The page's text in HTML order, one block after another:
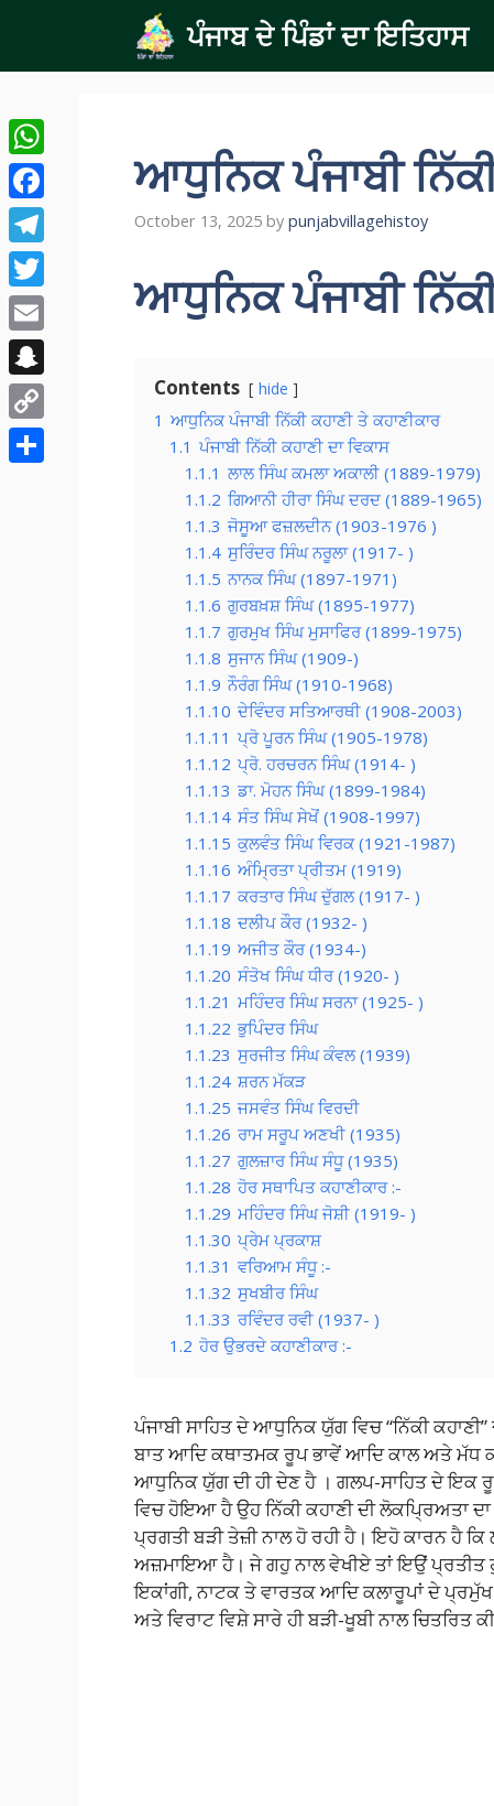
content
ਪੰਜਾਬ ਦੇ ਪਿੰਡਾਂ ਦਾ ਇਤਿਹਾਸ
ਆਧੁਨਿਕ ਪੰਜਾਬੀ
October 13, 2025 by punjabvillagehistoy
ਆਧੁਨਿਕ ਪੰਜਾਬੀ
Contents hide
1 ਆਧੁਨਿਕ ਪੰਜਾਬੀ ਨਿੱਕੀ ਕਹਾਣੀ ਤੇ ਕਹਾਣੀਕਾਰ
1.1 ਪੰਜਾਬੀ ਨਿੱਕੀ ਕਹਾਣੀ ਦਾ ਵਿਕਾਸ
1.1.1 ਲਾਲ ਸਿੰਘ ਕਮਲਾ ਅਕਾਲੀ (1889-1979)
1.1.2 ਗਿਆਨੀ ਹੀਰਾ ਸਿੰਘ ਦਰਦ (1889-1965)
1.1.3 ਜੋਸੂਆ ਫਜ਼ਲਦੀਨ (1903-1976 )
1.1.4 ਸੁਰਿੰਦਰ ਸਿੰਘ ਨਰੂਲਾ (1917- )
1.1.5 ਨਾਨਕ ਸਿੰਘ (1897-1971)
1.1.6 ਗੁਰਬਖ਼ਸ਼ ਸਿੰਘ (1895-1977)
1.1.7 ਗੁਰਮੁਖ ਸਿੰਘ ਮੁਸਾਫਿਰ (1899-1975)
1.1.8 ਸੁਜਾਨ ਸਿੰਘ (1909-)
1.1.9 ਨੌਰੰਗ ਸਿੰਘ (1910-1968)
1.1.10 ਦੇਵਿੰਦਰ ਸਤਿਆਰਥੀ (1908-2003)
1.1.11 ਪ੍ਰੋ ਪੂਰਨ ਸਿੰਘ (1905-1978)
1.1.12 ਪ੍ਰੋ. ਹਰਚਰਨ ਸਿੰਘ (1914- )
1.1.13 ਡਾ. ਮੋਹਨ ਸਿੰਘ (1899-1984)
1.1.14 ਸੰਤ ਸਿੰਘ ਸੇਖੋਂ (1908-1997)
1.1.15 ਕੁਲਵੰਤ ਸਿੰਘ ਵਿਰਕ (1921-1987)
1.1.16 ਅੰਮ੍ਰਿਤਾ ਪ੍ਰੀਤਮ (1919)
1.1.17 ਕਰਤਾਰ ਸਿੰਘ ਦੁੱਗਲ (1917- )
1.1.18 ਦਲੀਪ ਕੌਰ (1932- )
1.1.19 ਅਜੀਤ ਕੌਰ (1934-)
1.1.20 ਸੰਤੋਖ ਸਿੰਘ ਧੀਰ (1920- )
1.1.21 ਮਹਿੰਦਰ ਸਿੰਘ ਸਰਨਾ (1925- )
1.1.22 ਭੁਪਿੰਦਰ ਸਿੰਘ
1.1.23 ਸੁਰਜੀਤ ਸਿੰਘ ਕੰਵਲ (1939)
1.1.24 ਸ਼ਰਨ ਮੱਕੜ
1.1.25 ਜਸਵੰਤ ਸਿੰਘ ਵਿਰਦੀ
1.1.26 ਰਾਮ ਸਰੂਪ ਅਣਖੀ (1935)
1.1.27 ਗੁਲਜ਼ਾਰ ਸਿੰਘ ਸੰਧੂ (1935)
1.1.28 ਹੋਰ ਸਥਾਪਿਤ ਕਹਾਣੀਕਾਰ :-
1.1.29 ਮਹਿੰਦਰ ਸਿੰਘ ਜੋਸ਼ੀ (1919- )
1.1.30 ਪ੍ਰੇਮ ਪ੍ਰਕਾਸ਼
1.1.31 ਵਰਿਆਮ ਸੰਧੂ :-
1.1.32 ਸੁਖਬੀਰ ਸਿੰਘ
1.1.33 ਰਵਿੰਦਰ ਰਵੀ (1937- )
1.2 ਹੋਰ ਉਭਰਦੇ ਕਹਾਣੀਕਾਰ :-
ਪੰਜਾਬੀ ਸਾਹਿਤ ਦੇ ਆਧੁਨਿਕ ਯੁੱਗ ਵਿਚ “ਨਿੱਕੀ
ਬਾਤ ਆਦਿ ਕਥਾਤਮਕ ਰੂਪ ਭਾਵੇਂ ਆਦਿ ਕਾਲ ਅਤੇ ਮੱਧ
ਆਧੁਨਿਕ ਯੁੱਗ ਦੀ ਹੀ ਦੇਣ ਹੈ । ਗਲਪ-ਸਾਹਿਤ ਦੇ ਇਕ
ਵਿਚ ਹੋਇਆ ਹੈ ਉਹ ਨਿੱਕੀ ਕਹਾਣੀ ਦੀ ਲੋਕਪ੍ਰਿਅਤਾ
ਪ੍ਰਗਤੀ ਬੜੀ ਤੇਜ਼ੀ ਨਾਲ ਹੋ ਰਹੀ ਹੈ। ਇਹੋ ਕਾਰਨ ਹੈ
ਅਜ਼ਮਾਇਆ ਹੈ। ਜੇ ਗਹੁ ਨਾਲ ਵੇਖੀਏ ਤਾਂ ਇਉਂ ਪ੍ਰਤੀਤ
ਇਕਾਂਗੀ, ਨਾਟਕ ਤੇ ਵਾਰਤਕ ਆਦਿ ਕਲਾਰੂਪਾਂ ਦੇ
ਅਤੇ ਵਿਰਾਟ ਵਿਸ਼ੇ ਸਾਰੇ ਹੀ ਬੜੀ-ਖੂਬੀ ਨਾਲ ਚਿਤਰਿਤ
WhatsApp
Facebook
Telegram
Twitter
Email
Snapchat
Copy
Link